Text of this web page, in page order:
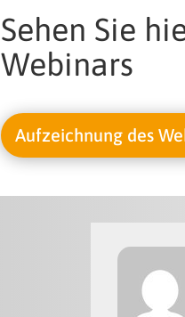
Sehen Sie
Webinars
Aufzeichnung des